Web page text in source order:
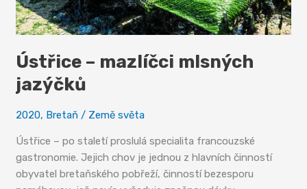
Raz
Ústřice – mazlíčci mlsných
jazýčků
2020, Bretaň / Země světa
Ústřice – po staletí proslulá specialita francouzské
gastronomie. Jejich chov je jednou z hlavních činností
obyvatel bretaňského pobřeží, činností bezesporu